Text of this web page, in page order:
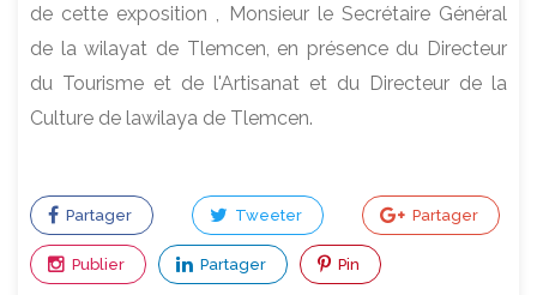
de cette exposition , Monsieur le Secrétaire Général
de la wilayat de Tlemcen, en présence du Directeur
du Tourisme et de l'Artisanat et du Directeur de la
Culture de lawilaya de Tlemcen.
Partager Tweeter Partager
Publier Partager Pin